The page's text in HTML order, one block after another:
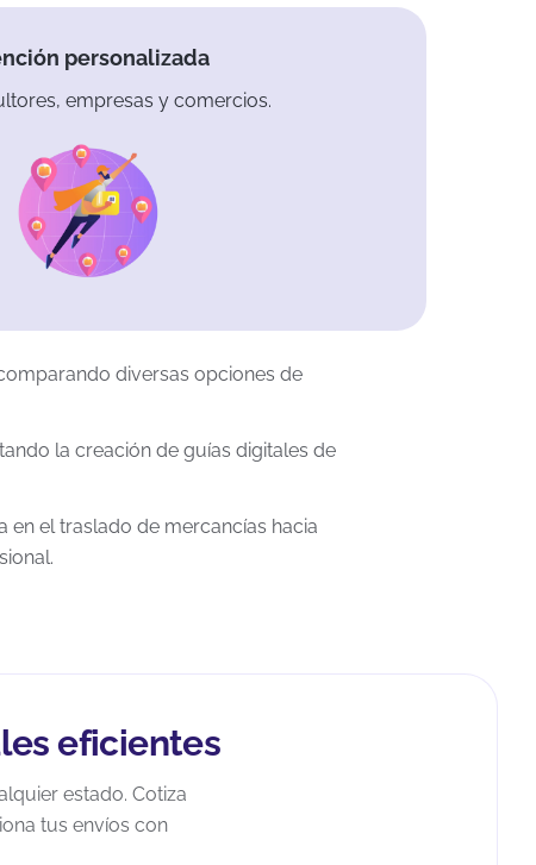
personalizada
empresas y comercios.
diversas opciones de
la creación de guías digitales de
el traslado de mercancías hacia
eficientes
estado. Cotiza
tus envíos con